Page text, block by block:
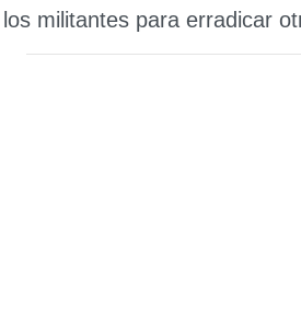
militantes para erradicar